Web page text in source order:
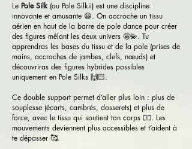
Le Pole Silk (ou Pole Silkii) est une discipline
innovante et amusante 😃. On accroche un tissu
aérien en haut de la barre de pole dance pour créer
des figures mêlant les deux univers 🤩💫. Tu
apprendras les bases du tissu et de la pole (prises de
mains, accroches de jambes, clefs, nœuds) et
découvriras des figures hybrides possibles
uniquement en Pole Silks 🙌🏻.
Ce double support permet d’aller plus loin : plus de
souplesse (écarts, cambrés, dosserets) et plus de
force, avec le tissu qui soutient ton corps 👍🏻. Les
mouvements deviennent plus accessibles et t’aident à
te dépasser 🥰.